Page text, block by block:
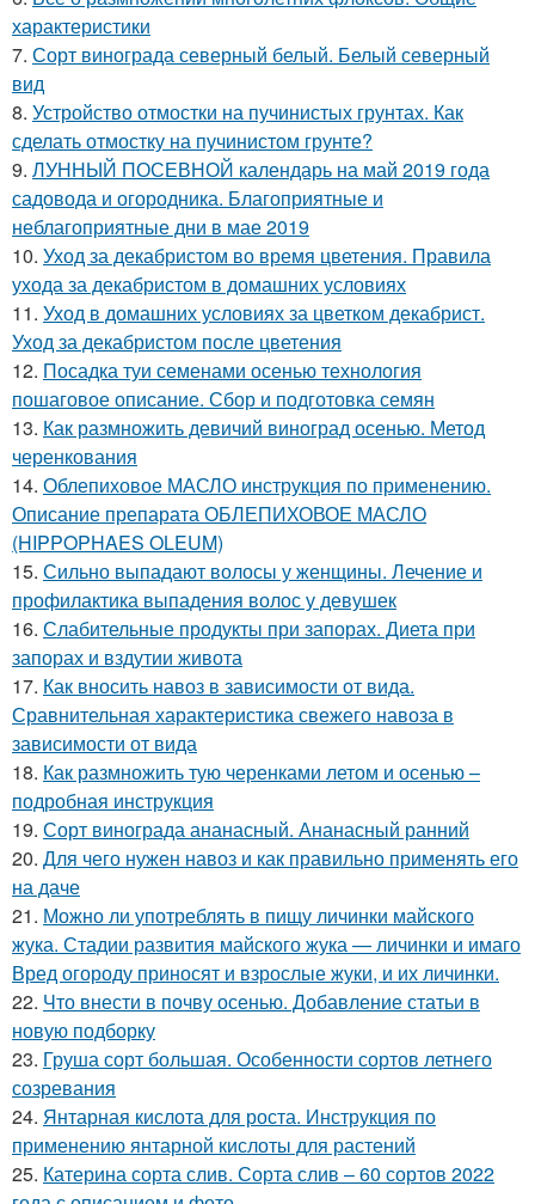
характеристики
7. Сорт винограда северный белый. Белый северный
вид
8. Устройство отмостки на пучинистых грунтах. Как
сделать отмостку на пучинистом грунте?
9. ЛУННЫЙ ПОСЕВНОЙ календарь на май 2019 года
садовода и огородника. Благоприятные и
неблагоприятные дни в мае 2019
10. Уход за декабристом во время цветения. Правила
ухода за декабристом в домашних условиях
11. Уход в домашних условиях за цветком декабрист.
Уход за декабристом после цветения
12. Посадка туи семенами осенью технология
пошаговое описание. Сбор и подготовка семян
13. Как размножить девичий виноград осенью. Метод
черенкования
14. Облепиховое МАСЛО инструкция по применению.
Описание препарата ОБЛЕПИХОВОЕ МАСЛО
(HIPPOPHAES OLEUM)
15. Сильно выпадают волосы у женщины. Лечение и
профилактика выпадения волос у девушек
16. Слабительные продукты при запорах. Диета при
запорах и вздутии живота
17. Как вносить навоз в зависимости от вида.
Сравнительная характеристика свежего навоза в
зависимости от вида
18. Как размножить тую черенками летом и осенью –
подробная инструкция
19. Сорт винограда ананасный. Ананасный ранний
20. Для чего нужен навоз и как правильно применять его
на даче
21. Можно ли употреблять в пищу личинки майского
жука. Стадии развития майского жука — личинки и имаго
Вред огороду приносят и взрослые жуки, и их личинки.
22. Что внести в почву осенью. Добавление статьи в
новую подборку
23. Груша сорт большая. Особенности сортов летнего
созревания
24. Янтарная кислота для роста. Инструкция по
применению янтарной кислоты для растений
25. Катерина сорта слив. Сорта слив – 60 сортов 2022